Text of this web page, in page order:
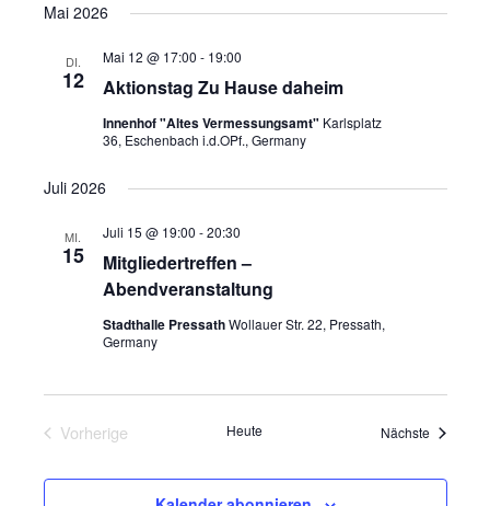
Mai 2026
DI.
12 Aktionstag Zu Hause daheim
Mai 12 @ 17:00 - 19:00
Innenhof "Altes Vermessungsamt" Karlsplatz
36, Eschenbach i.d.OPf., Germany
Juli 2026
MI.
15
Mitgliedertreffen –
Abendveranstaltung
Juli 15 @ 19:00 -20:30
Stadthalle PressathWollauer Str. 22, Pressath,
Germany
Vorherige
Heute Nächste